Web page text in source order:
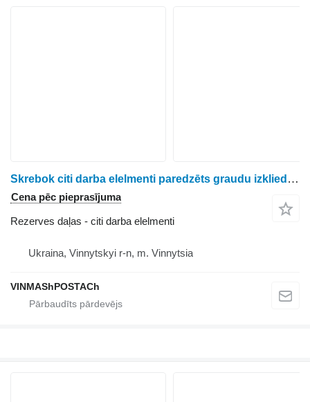
Skrebok citi darba elelmenti paredzēts graudu izkliedētāja
Cena pēc pieprasījuma
Rezerves daļas - citi darba elelmenti
Ukraina, Vinnytskyi r-n, m. Vinnytsia
VINMAShPOSTACh